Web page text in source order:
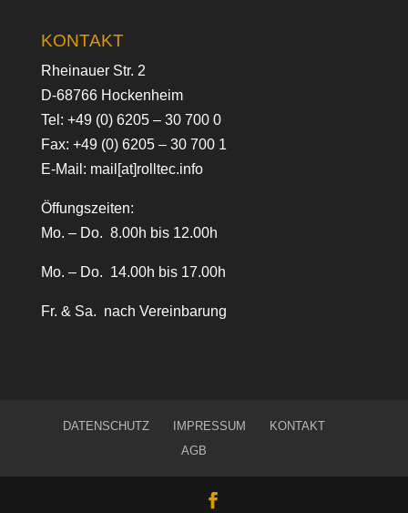
KONTAKT
Rheinauer Str. 2
D-68766 Hockenheim
Tel: +49 (0) 6205 – 30 700 0
Fax: +49 (0) 6205 – 30 700 1
E-Mail: mail[at]rolltec.info
Öffungszeiten:
Mo. – Do. 8.00h bis 12.00h
Mo. – Do. 14.00h bis 17.00h
Fr. & Sa. nach Vereinbarung
DATENSCHUTZ IMPRESSUM
KONTAKT
AGB